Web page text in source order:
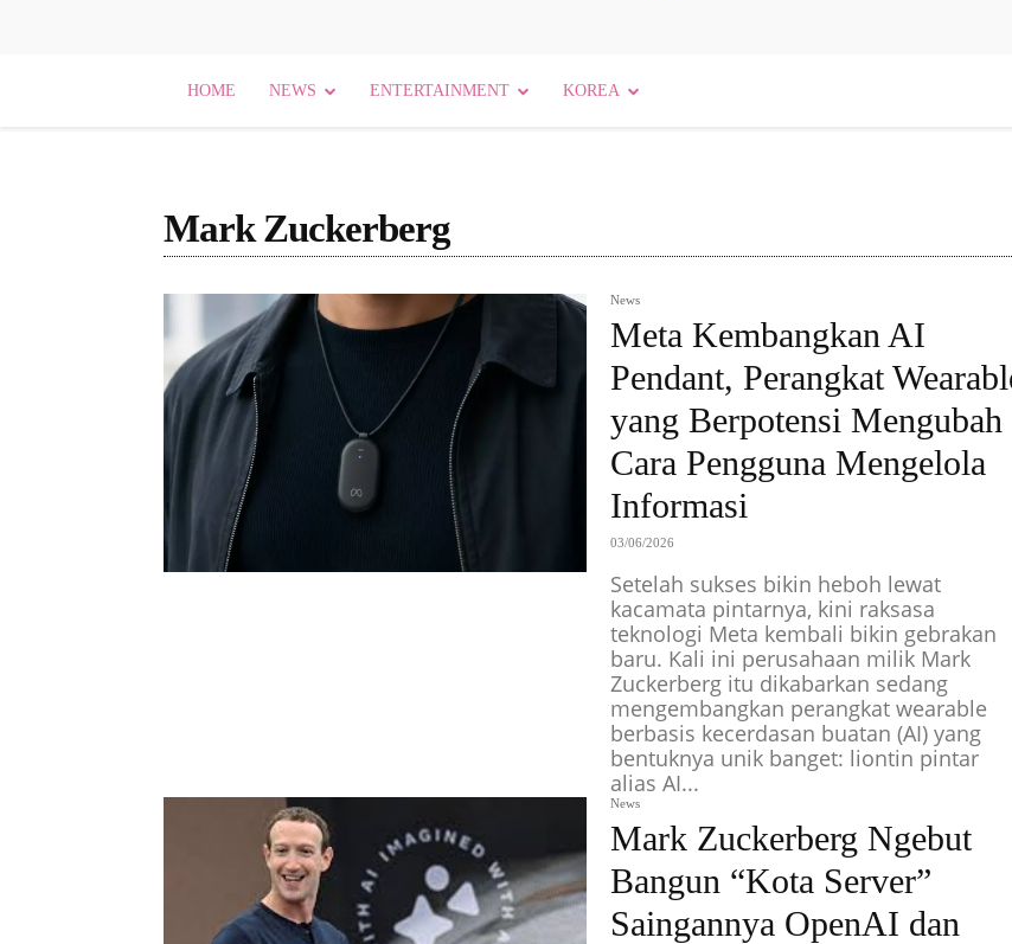
HOME NEWS ENTERTAINMENT KOREA
Mark Zuckerberg
News
Meta Kembangkan AI
Pendant, Perangkat
yang Berpotensi Mengubah
Cara Pengguna Mengelola
Informasi
03/06/2026
Setelah sukses bikin heboh lewat
kacamata pintarnya, kini raksasa
teknologi Meta kembali bikin gebrakan
baru. Kali ini perusahaan milik Mark
Zuckerberg itu dikabarkan sedang
mengembangkan perangkat wearable
berbasis kecerdasan buatan (AI) yang
bentuknya unik banget: liontin pintar
alias AI...
News
Mark Zuckerberg Ngebut
Bangun “Kota Server”
Saingannya OpenAI dan